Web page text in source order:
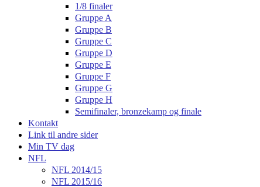
1/8 finaler
Gruppe A
Gruppe B
Gruppe C
Gruppe D
Gruppe E
Gruppe F
Gruppe G
Gruppe H
Semifinaler, bronzekamp og finale
Kontakt
Link til andre sider
Min TV dag
NFL
NFL 2014/15
NFL 2015/16